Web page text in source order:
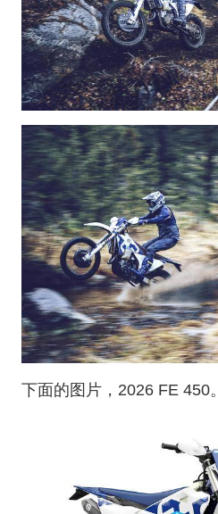
下面的图片，2026 FE 450。